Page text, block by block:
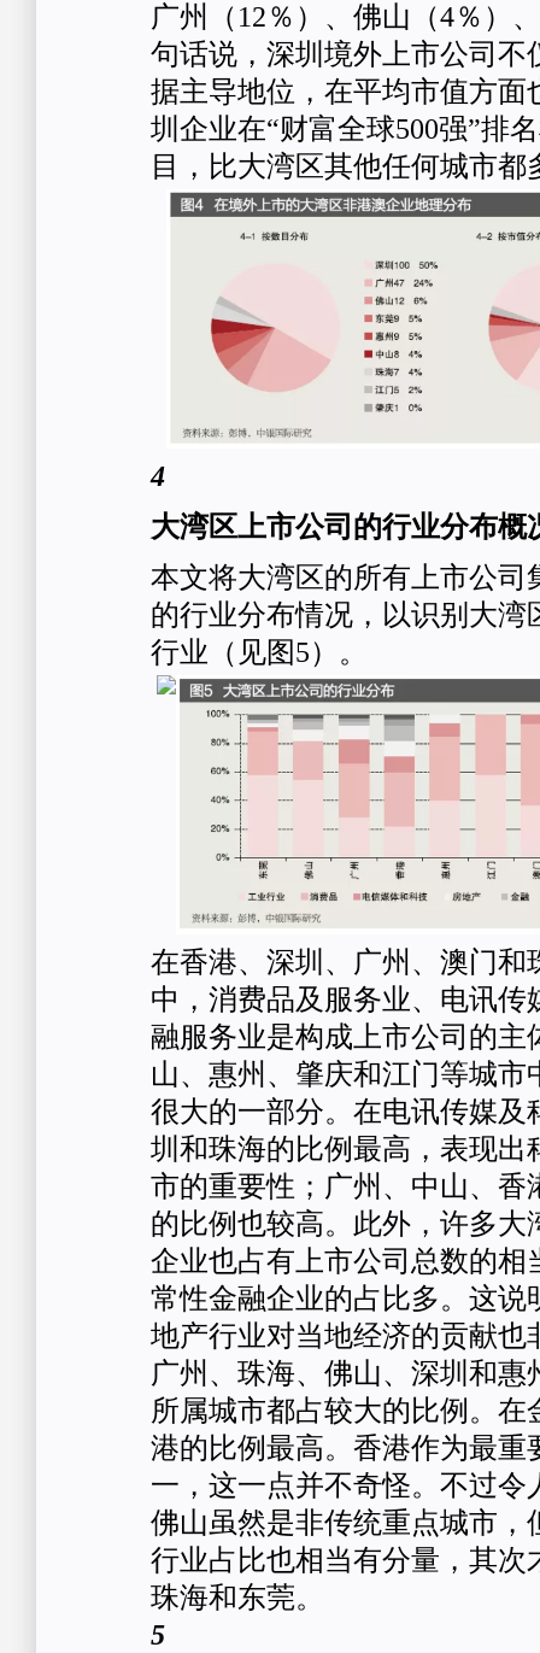
广州（12％）、佛山（4％）
句话说，深圳境外上市公司不
据主导地位，在平均市值方面
圳企业在“财富全球500强”排
目，比大湾区其他任何城市都
4
大湾区上市公司的行业分布概
本文将大湾区的所有上市公司
的行业分布情况，以识别大湾
行业（见图5）。
在香港、深圳、广州、澳门和
中，消费品及服务业、电讯传
融服务业是构成上市公司的主
山、惠州、肇庆和江门等城市
很大的一部分。在电讯传媒及
圳和珠海的比例最高，表现出
市的重要性；广州、中山、香
的比例也较高。此外，许多大
企业也占有上市公司总数的相
常性金融企业的占比多。这说
地产行业对当地经济的贡献也
广州、珠海、佛山、深圳和惠
所属城市都占较大的比例。在
港的比例最高。香港作为最重
一，这一点并不奇怪。不过令
佛山虽然是非传统重点城市，
行业占比也相当有分量，其次
珠海和东莞。
5